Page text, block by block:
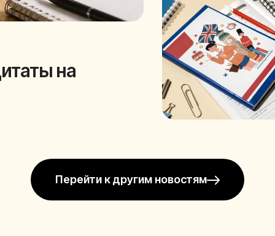
на
Перейти к другим новостям